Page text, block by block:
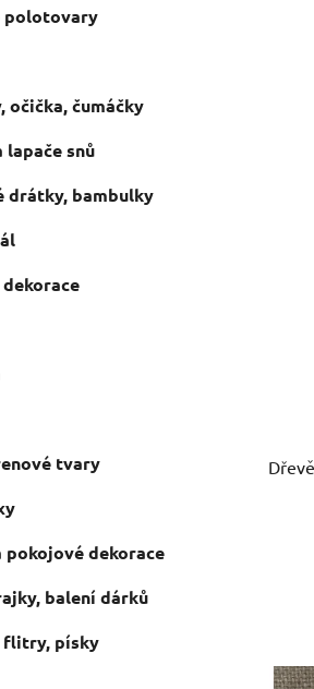
polotovary
očička, čumáčky
lapače snů
drátky, bambulky
tvary
pokojové dekorace
balení dárků
flitry, písky